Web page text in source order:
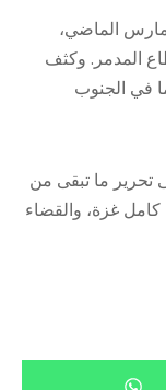
مارس الماضي،
المدمر. وكثف
في الجنوب
تحرير ما تبقى من
غزة، والقضاء